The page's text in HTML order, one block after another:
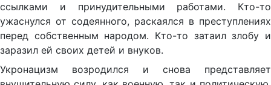
ссылками и принудительными работами. Кто-то
ужаснулся от содеянного, раскаялся в преступлениях
перед собственным народом. Кто-то затаил злобу и
заразил ей своих детей и внуков.
Укронацизм возродился и снова представляет